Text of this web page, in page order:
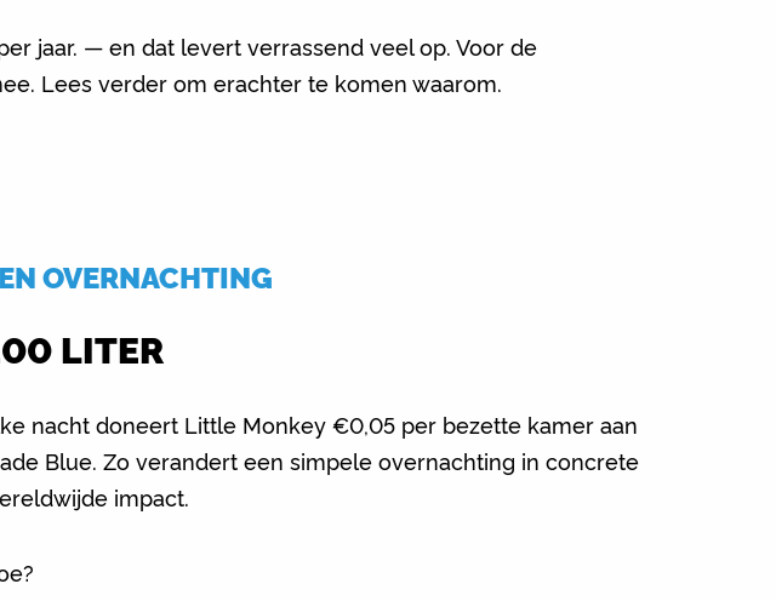
jaar. — en dat levert verrassend veel op. Voor de
Lees verder om erachter te komen waarom.
OVERNACHTING
LITER
nacht doneert Little Monkey €0,05 per bezette kamer aan
Blue. Zo verandert een simpele overnachting in concrete
impact.